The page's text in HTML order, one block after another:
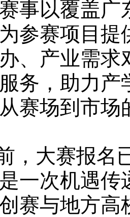
事以覆盖广
参赛项目提
、产业需求
务，助力产
赛场到市场
，大赛报名
一次机遇传
赛与地方高